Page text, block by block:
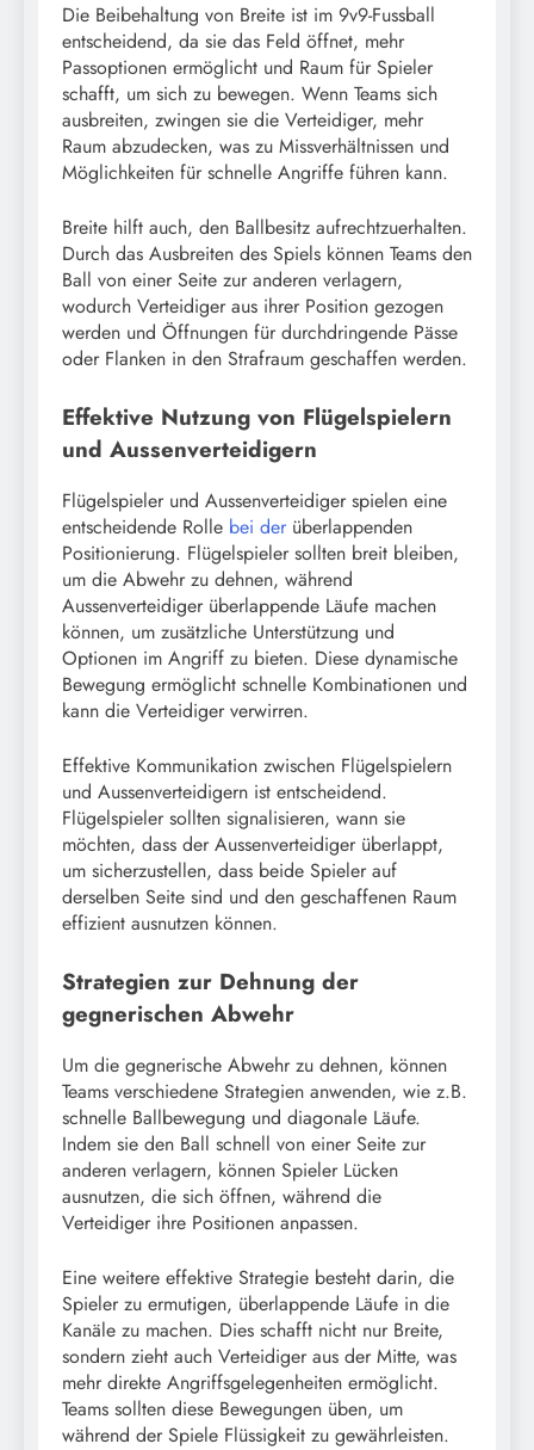
Die Beibehaltung von Breite ist im 9v9-Fussball
entscheidend, da sie das Feld öffnet, mehr
Passoptionen ermöglicht und Raum für Spieler
schafft, um sich zu bewegen. Wenn Teams sich
ausbreiten, zwingen sie die Verteidiger, mehr
Raum abzudecken, was zu Missverhältnissen und
Möglichkeiten für schnelle Angriffe führen kann.
Breite hilft auch, den Ballbesitz aufrechtzuerhalten.
Durch das Ausbreiten des Spiels können Teams den
Ball von einer Seite zur anderen verlagern,
wodurch Verteidiger aus ihrer Position gezogen
werden und Öffnungen für durchdringende Pässe
oder Flanken in den Strafraum geschaffen werden.
Effektive Nutzung von Flügelspielern
und Aussenverteidigern
Flügelspieler und Aussenverteidiger spielen eine
entscheidende Rolle bei der überlappenden
Positionierung. Flügelspieler sollten breit bleiben,
um die Abwehr zu dehnen, während
Aussenverteidiger überlappende Läufe machen
können, um zusätzliche Unterstützung und
Optionen im Angriff zu bieten. Diese dynamische
Bewegung ermöglicht schnelle Kombinationen und
kann die Verteidiger verwirren.
Effektive Kommunikation zwischen Flügelspielern
und Aussenverteidigern ist entscheidend.
Flügelspieler sollten signalisieren, wann sie
möchten, dass der Aussenverteidiger überlappt,
um sicherzustellen, dass beide Spieler auf
derselben Seite sind und den geschaffenen Raum
effizient ausnutzen können.
Strategien zur Dehnung der
gegnerischen Abwehr
Um die gegnerische Abwehr zu dehnen, können
Teams verschiedene Strategien anwenden, wie z.B.
schnelle Ballbewegung und diagonale Läufe.
Indem sie den Ball schnell von einer Seite zur
anderen verlagern, können Spieler Lücken
ausnutzen, die sich öffnen, während die
Verteidiger ihre Positionen anpassen.
Eine weitere effektive Strategie besteht darin, die
Spieler zu ermutigen, überlappende Läufe in die
Kanäle zu machen. Dies schafft nicht nur Breite,
sondern zieht auch Verteidiger aus der Mitte, was
mehr direkte Angriffsgelegenheiten ermöglicht.
Teams sollten diese Bewegungen üben, um
während der Spiele Flüssigkeit zu gewährleisten.